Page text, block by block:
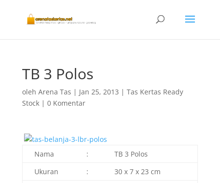
TB 3 Polos
oleh Arena Tas | Jan 25, 2013 | Tas Kertas Ready
Stock| 0 Komentar
Nama :
TB 3 Polos
Ukuran
:
30 x 7 x 23 cm